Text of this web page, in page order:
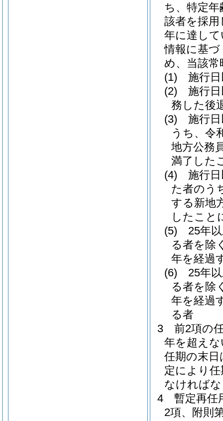
ち、特定
該者を採
年に達し
情報に基
め、当該
(1)
施行
(2)
施行
務した後
(3)
施行
うち、令
地方公務
満了した
(4)
施行
た者のう
する新地
したこと
(5)
25年
る者を除
年を経過
(6)
25年
る者を除
年を経過
る者
3
前2項の
年を超え
任期の末
定により
なければ
4
暫定再任
2項、附則